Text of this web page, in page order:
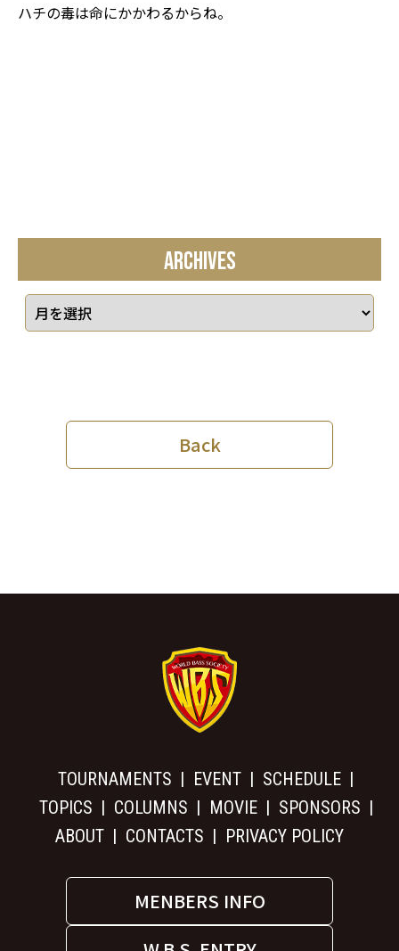
ハチの毒は命にかかわるからね。
ARCHIVES
Back
TOURNAMENTS EVENT
SCHEDULE
TOPICS
COLUMNS MOVIE
SPONSORS
ABOUT
CONTACTS PRIVACY POLICY
MENBERS INFO